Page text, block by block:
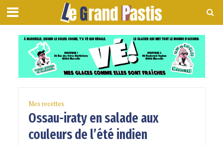
Mes recettes
Ossau-iraty en salade aux
couleurs de l’été indien